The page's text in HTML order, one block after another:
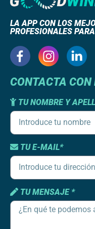
LA APP CON LOS
PROFESIONALES
CONTACTA CON
TU NOMBRE Y
TU E-MAIL*
TU MENSAJE *